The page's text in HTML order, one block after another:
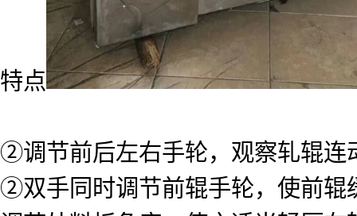
特点
②调节前后左右手轮，观察轧辊连
②双手同时调节前辊手轮，使前辊